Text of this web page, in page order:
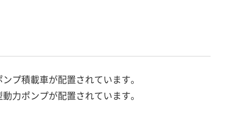
プ積載車が配置されています。
力ポンプが配置されています。